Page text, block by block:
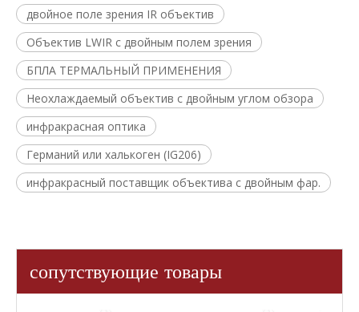
двойное поле зрения IR объектив
Объектив LWIR с двойным полем зрения
БПЛА ТЕРМАЛЬНЫЙ ПРИМЕНЕНИЯ
Неохлаждаемый объектив с двойным углом обзора
инфракрасная оптика
Германий или халькоген (IG206)
инфракрасный поставщик объектива с двойным фар.
сопутствующие товары